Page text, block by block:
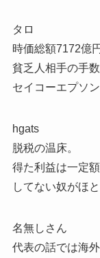
タロ
時価総額7172億
貧乏人相手の手
セイコーエプソ
hgats
脱税の温床。
得た利益は一定
してない奴がほと
名無しさん
代表の話では海